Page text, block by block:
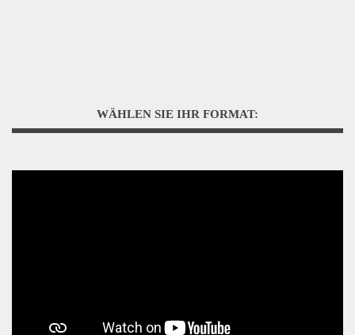
WÄHLEN SIE IHR FORMAT: